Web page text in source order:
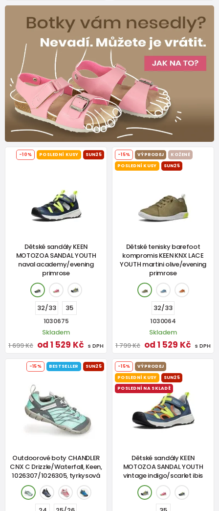
-10% POSLEDNÍ KUSY SUN25
Dětské sandály KEEN
MOTOZOA SANDAL YOUTH
naval academy/evening
primrose
32/33 35
1030675
Skladem
1 699 Kč od 1 529 Kč s DPH
-15% VÝPRODEJ
KOŽENÉ
POSLEDNÍ KUSY
SUN25
Dětské tenisky barefoot
kompromis KEEN KNX LACE
YOUTH martini olive/evening
primrose
32/33
1030064
Skladem
1 799 Kč od 1 529 Kč s DPH
-15% BESTSELLER SUN25
Outdoorové boty CHANDLER
CNX C Drizzle/Waterfall, Keen,
1026307/1026305, tyrkysová
-15%
VÝPRODEJ
POSLEDNÍ KUSY
SUN25
POSLEDNÍ NA SKLADĚ
Dětské sandály KEEN
MOTOZOA SANDAL YOUTH
vintage indigo/scarlet ibis